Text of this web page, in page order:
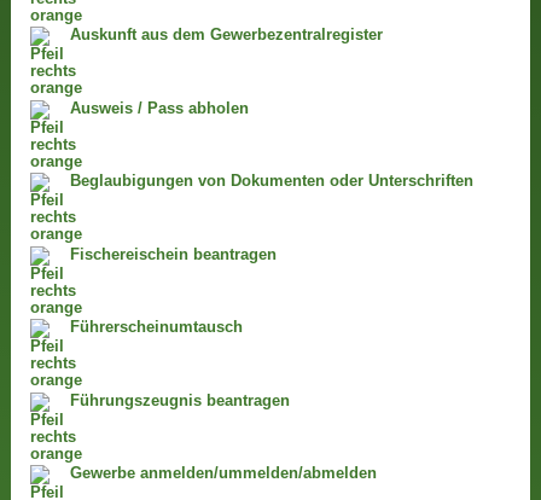
Auskunft aus dem Gewerbezentralregister
Ausweis / Pass abholen
Beglaubigungen von Dokumenten oder Unterschriften
Fischereischein beantragen
Führerscheinumtausch
Führungszeugnis beantragen
Gewerbe anmelden/ummelden/abmelden